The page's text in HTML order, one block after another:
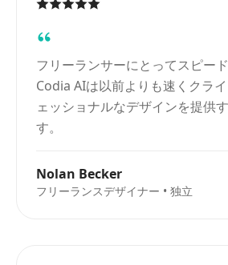
フリーランサーにとってスピード
Codia AIは以前よりも速くクラ
ェッショナルなデザインを提供
す。
Nolan Becker
フリーランスデザイナー • 独立